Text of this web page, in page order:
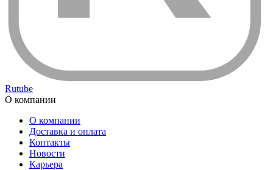
Rutube
О компании
О компании
Доставка и оплата
Контакты
Новости
Карьера